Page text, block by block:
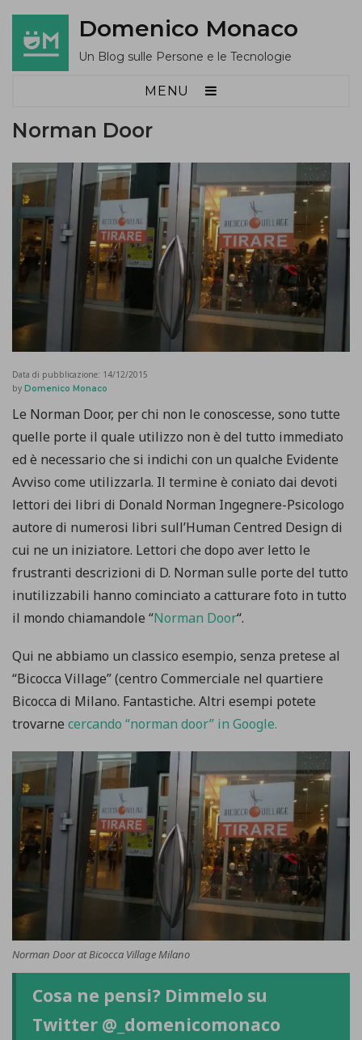
Domenico Monaco
Un Blog sulle Persone e le Tecnologie
MENU
Norman Door
Data di pubblicazione: 14/12/2015
by Domenico Monaco
Le Norman Door, per chi non le conoscesse, sono tutte
quelle porte il quale utilizzo non è del tutto immediato
ed è necessario che si indichi con un qualche Evidente
Avviso come utilizzarla. Il termine è coniato dai devoti
lettori dei libri di Donald Norman Ingegnere-Psicologo
autore di numerosi libri sull’Human Centred Design di
cui ne un iniziatore. Lettori che dopo aver letto le
frustranti descrizioni di D. Norman sulle porte del tutto
inutilizzabili hanno cominciato a catturare foto in tutto
il mondo chiamandole “Norman Door“.
Qui ne abbiamo un classico esempio, senza pretese al
“Bicocca Village” (centro Commerciale nel quartiere
Bicocca di Milano. Fantastiche. Altri esempi potete
trovarne cercando “norman door” in Google.
Norman Door at Bicocca Village Milano
Cosa ne pensi? Dimmelo su
Twitter @_domenicomonaco